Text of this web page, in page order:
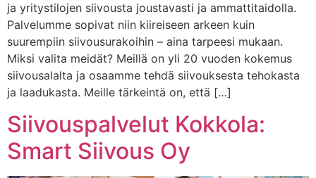
ja yritystilojen siivousta joustavasti ja ammattitaidolla.
Palvelumme sopivat niin kiireiseen arkeen kuin
suurempiin siivousurakoihin – aina tarpeesi mukaan.
Miksi valita meidät? Meillä on yli 20 vuoden kokemus
siivousalalta ja osaamme tehdä siivouksesta tehokasta
ja laadukasta. Meille tärkeintä on, että […]
Siivouspalvelut Kokkola:
Smart Siivous Oy